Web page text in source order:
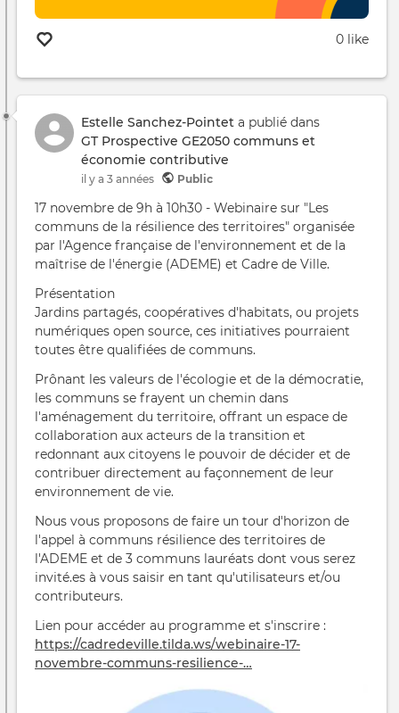
0 like
Estelle Sanchez-Pointet a publié dans
GT Prospective GE2050 communs et
économie contributive
il y a 3 années Public
17 novembre de 9h à 10h30 - Webinaire sur "Les
communs de la résilience des territoires" organisée
par l'Agence française de l'environnement et de la
maîtrise de l'énergie (ADEME) et Cadre de Ville.
Présentation
Jardins partagés, coopératives d'habitats, ou projets
numériques open source, ces initiatives pourraient
toutes être qualifiées de communs.
Prônant les valeurs de l'écologie et de la démocratie,
les communs se frayent un chemin dans
l'aménagement du territoire, offrant un espace de
collaboration aux acteurs de la transition et
redonnant aux citoyens le pouvoir de décider et de
contribuer directement au façonnement de leur
environnement de vie.
Nous vous proposons de faire un tour d'horizon de
l'appel à communs résilience des territoires de
l'ADEME et de 3 communs lauréats dont vous serez
invité.es à vous saisir en tant qu'utilisateurs et/ou
contributeurs.
Lien pour accéder au programme et s'inscrire :
https://cadredeville.tilda.ws/webinaire-17-
novembre-communs-resilience-…